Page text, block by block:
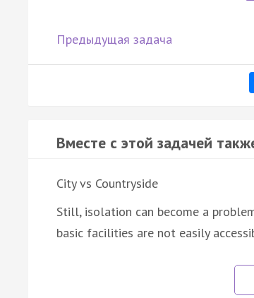
Предыдущая задача
Вместе с этой задачей
City vs Countryside
Still, isolation can become a
basic facilities are not easily